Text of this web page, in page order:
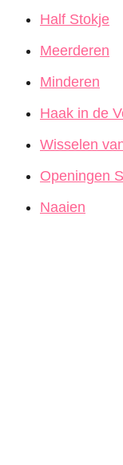
Half Stokje
Meerderen
Minderen
Haak in de
Wisselen
Openingen
Naaien